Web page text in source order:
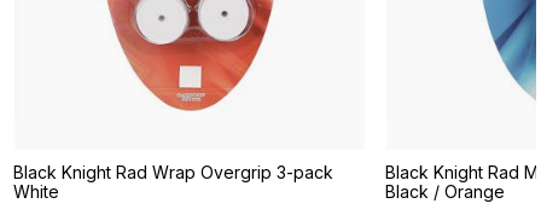
Black Knight Rad Wrap Overgrip 3-pack
White
Black Knight Rad
Black / Orange